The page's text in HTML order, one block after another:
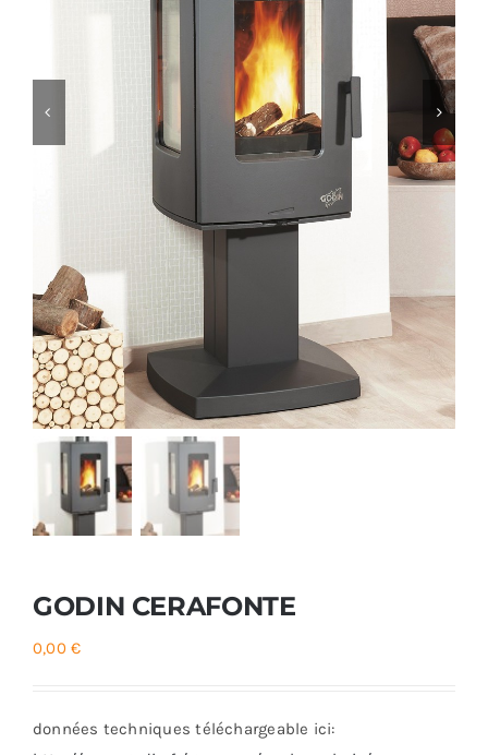
Cuisinières
GODIN CERAFONTE
0,00€
données techniques téléchargeable ici: